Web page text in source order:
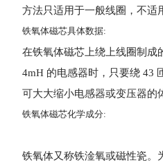
方法只适用于一般线圈，不适
铁氧体磁芯具体数据:
在铁氧体磁芯上绕上线圈制成
4mH 的电感器时，只要绕 43
可大大缩小电感器或变压器的
铁氧体磁芯化学成分:
铁氧体又称铁淦氧或磁性瓷。